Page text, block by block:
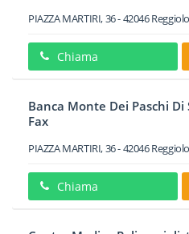
PIAZZA MARTIRI, 36-42046Reggiolo
Chiama
Banca Monte Dei Paschi Di
Fax
PIAZZA MARTIRI, 36-42046Reggiolo
Chiama